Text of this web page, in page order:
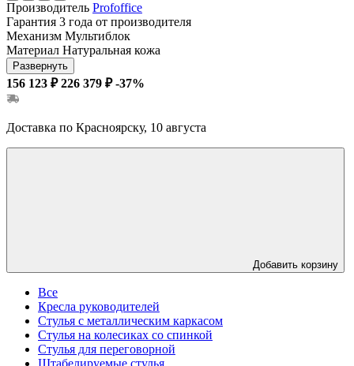
Производитель Profoffice
Гарантия 3 года от производителя
Механизм Мультиблок
Материал Натуральная кожа
Развернуть
156 123 ₽ 226 379 ₽ -37%
Доставка по Красноярску, 10 августа
Добавить корзину
Все
Кресла руководителей
Стулья с металлическим каркасом
Стулья на колесиках со спинкой
Стулья для переговорной